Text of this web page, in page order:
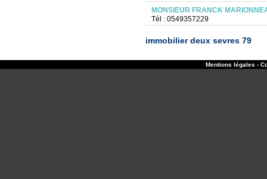
MONSIEUR FRANCK
Tél : 0549357229
immobilier deux sevres 79
Mentions légales -